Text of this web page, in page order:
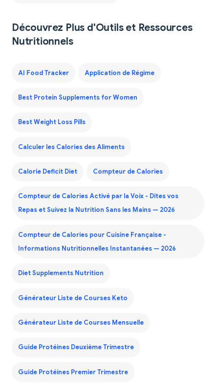
Découvrez Plus d'Outils et Ressources
Nutritionnels
AI Food Tracker Application de Régime
Best Protein Supplements for Women
Best Weight Loss Pills
Calculer les Calories des Aliments
Calorie Deficit Diet Compteur de Calories
Compteur de Calories Activé par la Voix - Dites vos
Repas et Suivez la Nutrition Sans les Mains — 2026
Compteur de Calories pour Cuisine Française -
Informations Nutritionnelles Instantanées — 2026
Diet Supplements Nutrition
Générateur Liste de Courses Keto
Générateur Liste de Courses Mensuelle
Guide Protéines Deuxième Trimestre
Guide Protéines Premier Trimestre